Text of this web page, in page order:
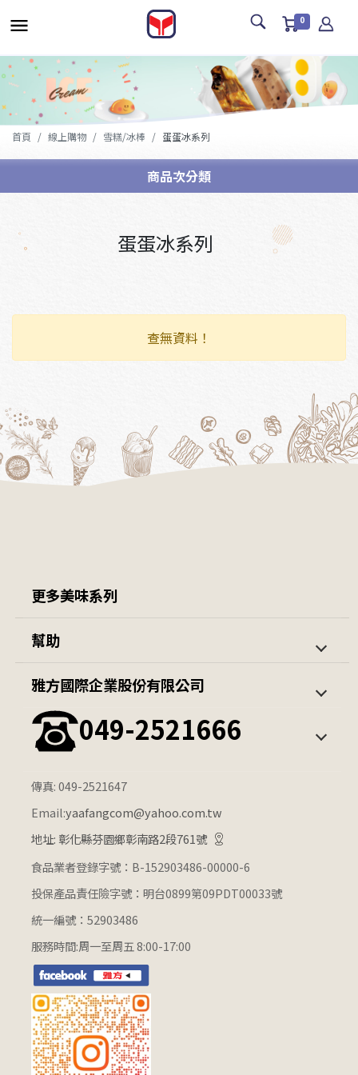
0
首頁 線上購物 雪糕/冰棒 蛋蛋冰系列
商品次分類
蛋蛋冰系列
查無資料！
更多美味系列
茱莉亞開團優惠組
火鍋料系列
薯條 / 蔬菜
雪糕/冰棒
公升冰淇淋
其他冰品
幫助
第一次購買
訂單查詢
會員中心
雅方國際企業股份有限公司
049-2521666
傳真: 049-2521647
Email:yaafangcom@yahoo.com.tw
地址: 彰化縣芬園鄉彰南路2段761號
食品業者登錄字號：B-152903486-00000-6
投保產品責任險字號：明台0899第09PDT00033號
統一編號：52903486
服務時間:周一至周五 8:00-17:00